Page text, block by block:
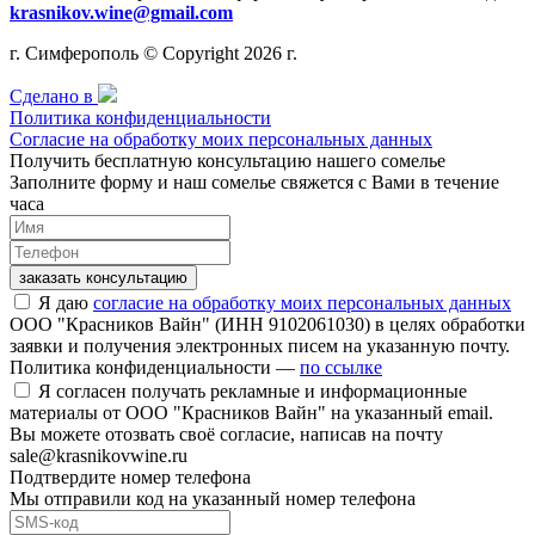
krasnikov.wine@gmail.com
г. Симферополь © Copyright 2026 г.
Сделано в
Политика конфиденциальности
Согласие на обработку моих персональных данных
Получить бесплатную консультацию нашего сомелье
Заполните форму и наш сомелье свяжется с Вами в течение
часа
заказать консультацию
Я даю согласие на обработку моих персональных данных
ООО "Красников Вайн" (ИНН 9102061030) в целях обработки
заявки и получения электронных писем на указанную почту.
Политика конфиденциальности — по ссылке
Я согласен получать рекламные и информационные
материалы от ООО "Красников Вайн" на указанный email.
Вы можете отозвать своё согласие, написав на почту
sale@krasnikovwine.ru
Подтвердите номер телефона
Мы отправили код на указанный номер телефона